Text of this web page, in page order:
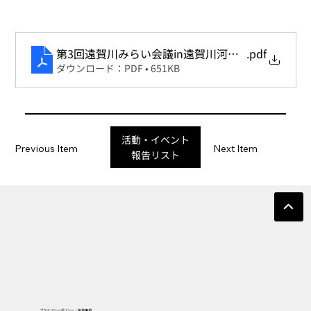
第3回遠賀川みらい会議in遠賀川河口堰.pdf
ダウンロード：PDF • 651KB
Previous Item Next Item
活動・イベント
報告リスト